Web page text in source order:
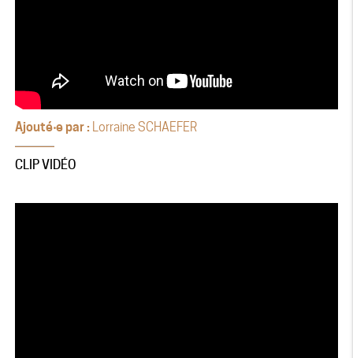
Ajouté‧e par : Lorraine SCHAEFER
CLIP VIDÉO